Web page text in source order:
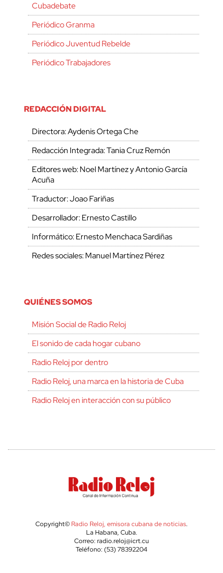
Cubadebate
Periódico Granma
Periódico Juventud Rebelde
Periódico Trabajadores
REDACCIÓN DIGITAL
Directora: Aydenis Ortega Che
Redacción Integrada: Tania Cruz Remón
Editores web: Noel Martínez y Antonio García
Acuña
Traductor: Joao Fariñas
Desarrollador: Ernesto Castillo
Informático: Ernesto Menchaca Sardiñas
Redes sociales: Manuel Martínez Pérez
QUIÉNES SOMOS
Misión Social de Radio Reloj
El sonido de cada hogar cubano
Radio Reloj por dentro
Radio Reloj, una marca en la historia de Cuba
Radio Reloj en interacción con su público
Copyright© Radio Reloj, emisora cubana de noticias.
La Habana, Cuba.
Correo: radio.reloj@icrt.cu
Teléfono: (53) 78392204